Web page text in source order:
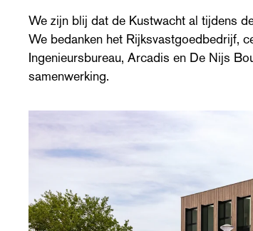
We zijn blij dat de Kustwacht al tijdens
We bedanken het Rijksvastgoedbedrijf,
Ingenieursbureau, Arcadis en De Nijs
samenwerking.